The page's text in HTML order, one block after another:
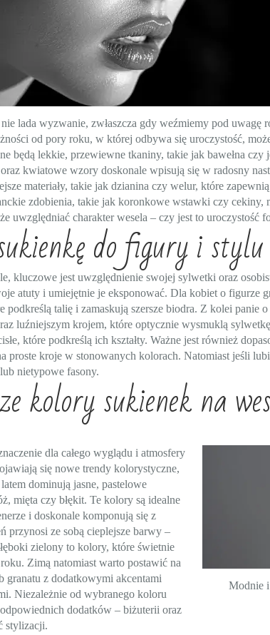
lada wyzwanie, zwłaszcza gdy weźmiemy pod
od pory roku, w której odbywa się uroczystość,
będą lekkie, przewiewne tkaniny, takie jak bawełna
kwiatowe wzory doskonale wpisują się w radosny
materiały, takie jak dzianina czy welur, które
zdobienia, takie jak koronkowe wstawki czy cekiny,
uwzględniać charakter wesela – czy jest to uroczystość
do figury i stylu
kluczowe jest uwzględnienie swojej sylwetki oraz
atuty i umiejętnie je eksponować. Dla kobiet o figurze
podkreślą talię i zamaskują szersze biodra. Z kolei panie
luźniejszym krojem, które optycznie wysmuklą
które podkreślą ich kształty. Ważne jest również
proste kroje w stonowanych kolorach. Natomiast jeśli
nietypowe fasony.
kolory sukienek na
Modnie
dla całego wyglądu i atmosfery
się nowe trendy kolorystyczne,
dominują jasne, pastelowe
mięta czy błękit. Te kolory są idealne
i doskonale komponują się z
przynosi ze sobą cieplejsze barwy –
zielony to kolory, które świetnie
Zimą natomiast warto postawić na
granatu z dodatkowymi akcentami
Niezależnie od wybranego koloru
dodatków – biżuterii oraz
stylizacji.